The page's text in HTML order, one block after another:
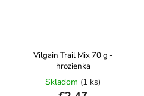
Vilgain Trail Mix 70 g -
hrozienka
Skladom (1 ks)